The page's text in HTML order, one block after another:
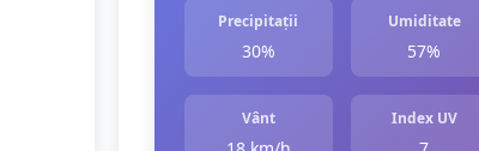
Precipitații
30%
Umiditate
57%
Vânt Index UV